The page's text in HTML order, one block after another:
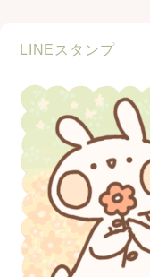
LINEスタンプ